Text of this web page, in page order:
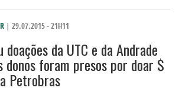
| 29.07.2015 - 21H11
da UTC e da Andrade
donos foram presos por doar $
Petrobras